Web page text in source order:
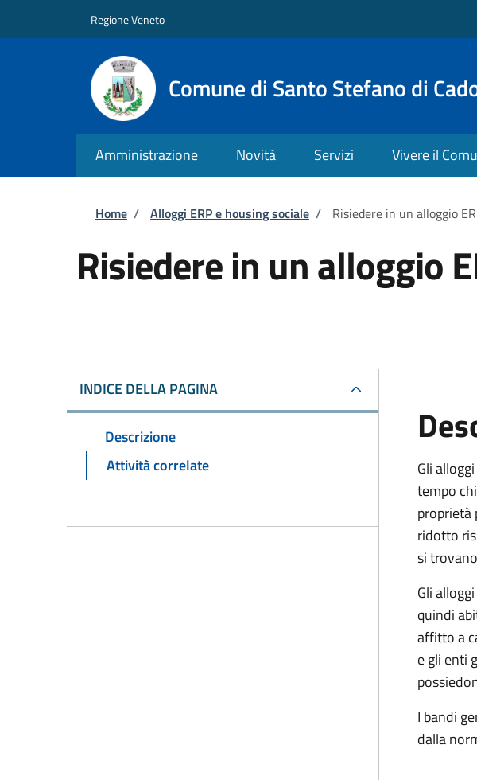
Regione Veneto
Comune di Santo Stefano di
Amministrazione Novità Servizi Vivere il
Briciole di pane
Home / Alloggi ERP e housing sociale / Risiedere in un alloggio
Risiedere in un alloggio
INDICE DELLA PAGINA
Descrizione
Attività correlate
Gli
tempo
proprietà
ridotto
si
Gli
quindi
affitto a
e gli enti
I bandi
dalla